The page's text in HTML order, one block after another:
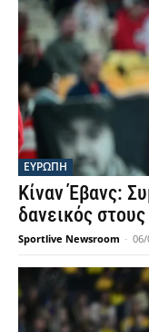
ΕΥΡΩΠΗ
Κίναν Έβανς:
δανεικός
Sportlive Newsroom - 06/